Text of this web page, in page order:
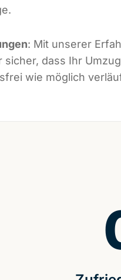
: Mit unserer
dass Ihr
wie möglich